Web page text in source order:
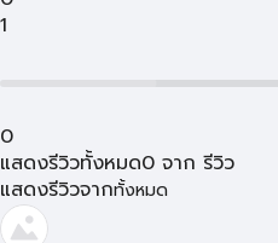
1
0
แสดงรีวิวทั้งหมด0 จาก รีวิว
แสดงรีวิวจากทั้งหมด